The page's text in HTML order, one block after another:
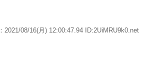
：2021/08/16(月) 12:00:47.94 ID:2UiMRU9k0.net